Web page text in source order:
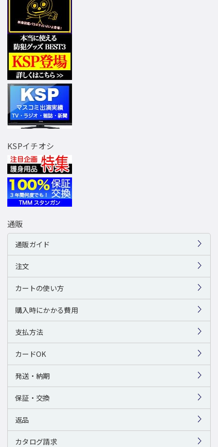
KSPイチオシ
通販
通販ガイド
注文
カートの使い方
購入時にかかる費用
支払方法
カードOK
発送・納期
保証・交換
返品
カタログ請求